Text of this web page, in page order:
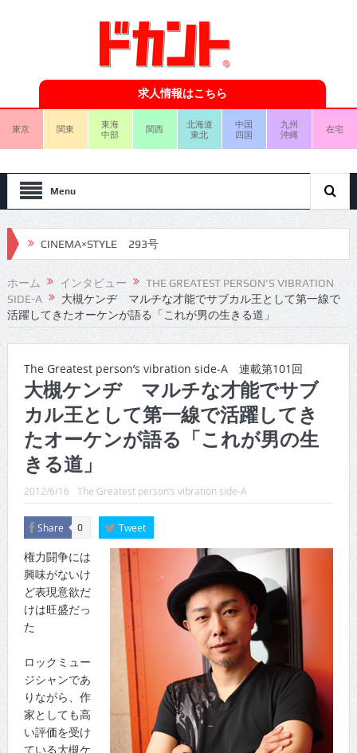
求人情報はこちら
東京 関東
東海
中部
関西
北海道
東北
中国
四国
九州
沖縄
在宅
Menu
CINEMA×STYLE 293号
CINEMA×STYLE 292号
CINEMA×STYLE 291号
CINEMA×STYLE 290号
CINEMA×STYLE 289号
CINEMA×STYLE 288号
CINEMA×STYLE 287号
CINEMA×STYLE 286号
CINEMA×STYLE 285号
CINEMA×STYLE 294号
ホーム インタビュー
THE GREATEST PERSON’S VIBRATION
SIDE-A
大槻ケンヂ マルチな才能でサブカル王として第一線で
活躍してきたオーケンが語る「これが男の生きる道」
The Greatest person’s vibration side-A 連載第101回
大槻ケンヂ マルチな才能でサブ
カル王として第一線で活躍してき
たオーケンが語る「これが男の生
きる道」
2012/6/16 The Greatest person’s vibration side-A
Share 0 Tweet
権力闘争には
興味がないけ
ど表現意欲だ
けは旺盛だっ
た
ロックミュー
ジシャンであ
りながら、作
家としても高
い評価を受け
ている大槻ケ